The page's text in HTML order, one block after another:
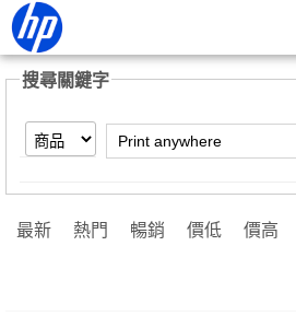
【Print anywhere】搜尋結果 | HP®
搜尋關鍵字
最新 熱門 暢銷 價低 價高